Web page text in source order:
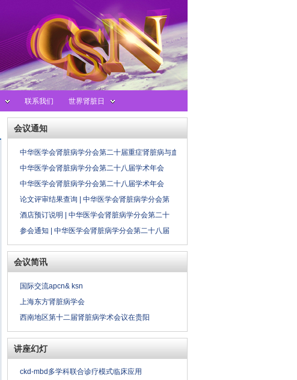
联系我们 世界肾脏日
会议通知
中华医学会肾脏病学分会第二十届重症肾脏病与血
中华医学会肾脏病学分会第二十八届学术年会
中华医学会肾脏病学分会第二十八届学术年会
论文评审结果查询 | 中华医学会肾脏病学分会第
酒店预订说明 | 中华医学会肾脏病学分会第二十
参会通知 | 中华医学会肾脏病学分会第二十八届
会议简讯
国际交流apcn& ksn
上海东方肾脏病学会
西南地区第十二届肾脏病学术会议在贵阳
讲座幻灯
ckd-mbd多学科联合诊疗模式临床应用